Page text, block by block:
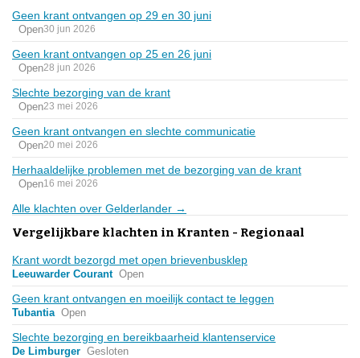
Geen krant ontvangen op 29 en 30 juni
Open30 jun 2026
Geen krant ontvangen op 25 en 26 juni
Open28 jun 2026
Slechte bezorging van de krant
Open23 mei 2026
Geen krant ontvangen en slechte communicatie
Open20 mei 2026
Herhaaldelijke problemen met de bezorging van de krant
Open16 mei 2026
Alle klachten over Gelderlander →
Vergelijkbare klachten in Kranten - Regionaal
Krant wordt bezorgd met open brievenbusklep
Leeuwarder Courant Open
Geen krant ontvangen en moeilijk contact te leggen
Tubantia Open
Slechte bezorging en bereikbaarheid klantenservice
De Limburger Gesloten